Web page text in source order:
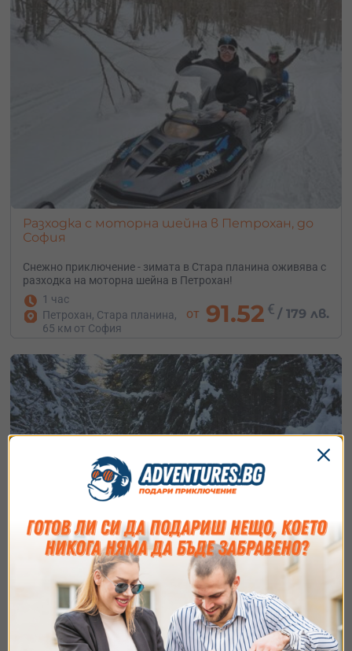
Разходка с моторна шейна в Петрохан, до
София
Снежно приключение - зимата в Стара планина оживява с
разходка на моторна шейна в Петрохан!
1 час
Петрохан, Стара планина,
65 км от София
от 91.52 € /179 лв.
Преход с моторна шейна под наем –
Боровец
Завладей зимната красота на Рила с моторна шейна в
Боровец!
Съгласие Подробности Относно
Ние използваме бисквитки. Използваме
бисквитки и подобни технологии, за да осигурим